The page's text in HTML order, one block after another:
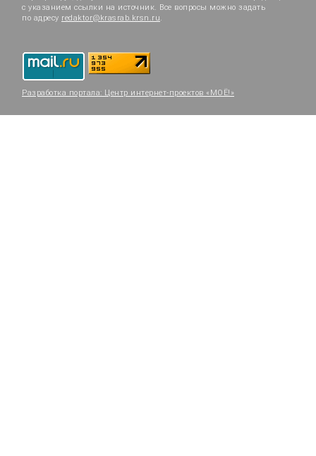
с указанием ссылки на источник. Все вопросы можно задать
по адресу redaktor@krasrab.krsn.ru.
Разработка портала: Центр интернет-проектов «МОЁ!»